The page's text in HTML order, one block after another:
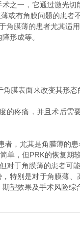
一，它通过激光切
或有角膜问题的患者
膜薄的患者尤其适
形成等。
表面来改变其形态
疼痛，并且术后需
尤其是角膜薄的患
，但PRK的恢复期
于角膜薄的患者可
别是对于角膜薄、
望效果及手术风险